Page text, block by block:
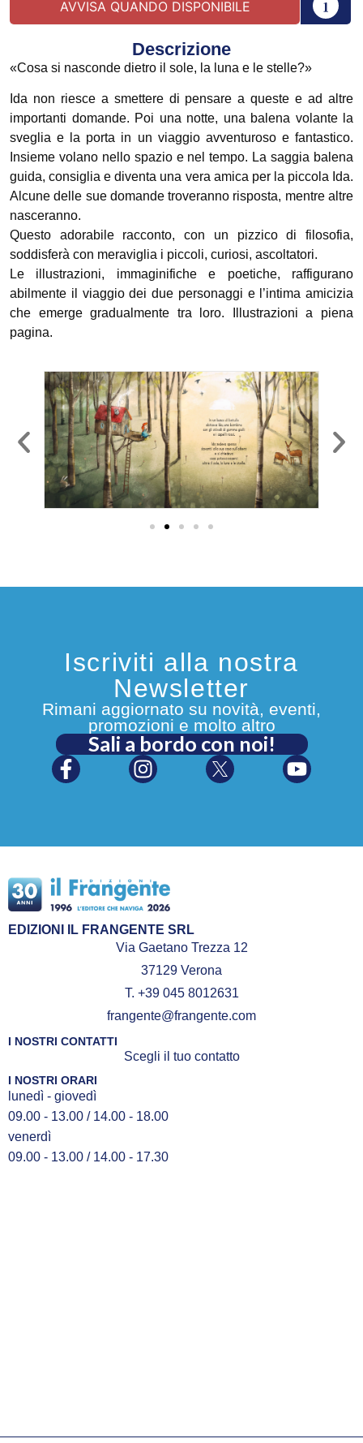
Descrizione
«Cosa si nasconde dietro il sole, la luna e le stelle?»
Ida non riesce a smettere di pensare a queste e ad altre
importanti domande. Poi una notte, una balena volante la
sveglia e la porta in un viaggio avventuroso e fantastico.
Insieme volano nello spazio e nel tempo. La saggia balena
guida, consiglia e diventa una vera amica per la piccola Ida.
Alcune delle sue domande troveranno risposta, mentre altre
nasceranno.
Questo adorabile racconto, con un pizzico di filosofia,
soddisferà con meraviglia i piccoli, curiosi, ascoltatori.
Le illustrazioni, immaginifiche e poetiche, raffigurano
abilmente il viaggio dei due personaggi e l’intima amicizia
che emerge gradualmente tra loro. Illustrazioni a piena
pagina.
Iscriviti alla nostra
Newsletter
Rimani aggiornato su novità, eventi,
promozioni e molto altro
Sali a bordo con noi!
EDIZIONI IL FRANGENTE SRL
Via Gaetano Trezza 12
37129 Verona
T. +39 045 8012631
frangente@frangente.com
I NOSTRI CONTATTI
Scegli il tuo contatto
I NOSTRI ORARI
lunedì - giovedì
09.00 - 13.00 / 14.00 - 18.00
venerdì
09.00 - 13.00 / 14.00 - 17.30